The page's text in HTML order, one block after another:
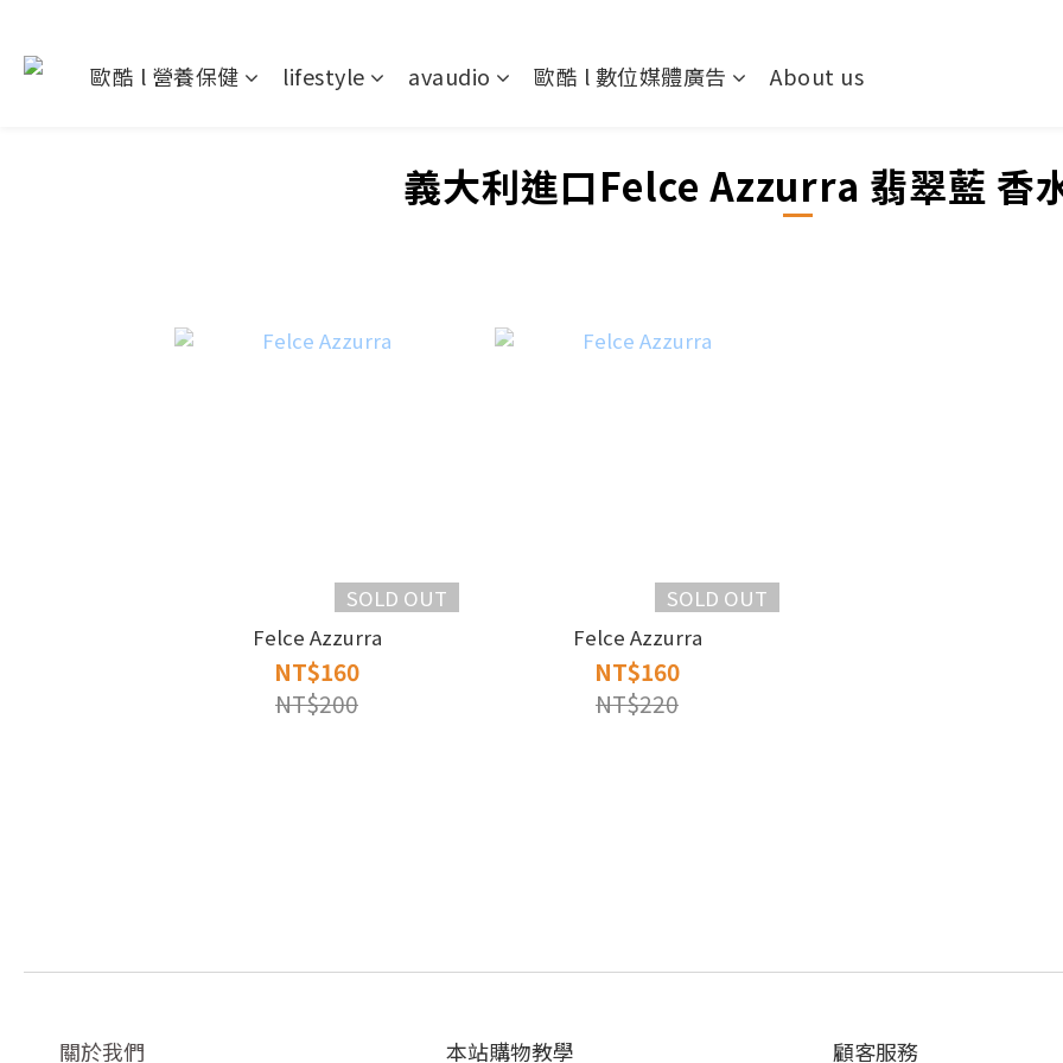
歐酷 l 營養保健 lifestyle avaudio 歐酷 l 數位媒體廣告 About us
義大利進口Felce Azzurra 翡翠藍 香
SOLD OUT
Felce Azzurra
NT$160
NT$200
SOLD OUT
Felce Azzurra
NT$160
NT$220
關於我們 本站購物教學 顧客服務